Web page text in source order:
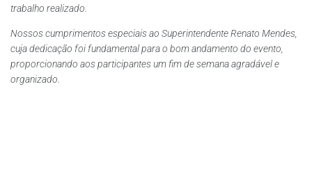
trabalho realizado.
Nossos cumprimentos especiais ao Superintendente Renato Mendes,
cuja dedicação foi fundamental para o bom andamento do evento,
proporcionando aos participantes um fim de semana agradável e
organizado.